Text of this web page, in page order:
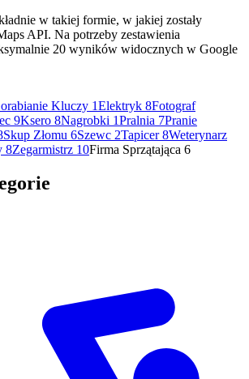
w takiej formie, w jakiej zostały
API. Na potrzeby zestawienia
20 wyników widocznych w Google
Kluczy 1Elektryk 8Fotograf
9Ksero 8Nagrobki 1Pralnia 7Pranie
Skup Złomu 6Szewc 2Tapicer8Weterynarz
8Zegarmistrz 10Firma Sprzątająca 6